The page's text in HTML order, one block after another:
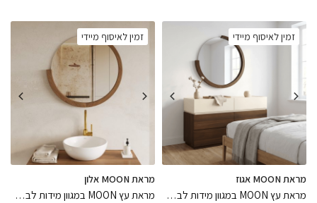
זמין לאיסוף מיידי
מראת MOON אגוז
מראת עץ MOON במגוון מידות לבחירה בגוון אגוז אמריקאי בעיצוב מסגרת מעץ בשילוב פריימלס, המראה שתסגור את הפינה באלגנטיות
זמין לאיסוף מיידי
מראת MOON אלון
מראת עץ MOON במגוון מידות לבחירה בגוון אלון בגימור לכה מט בעיצוב מסגרת מעץ בשילוב פריימלס, הפיס שיהיה השואו של החלל